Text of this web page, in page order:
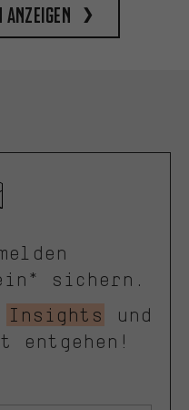
sichern.
Insights
und
entgehen!